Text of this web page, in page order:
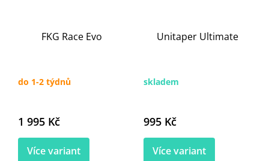
FKG Race Evo
do 1-2 týdnů
1 995 Kč
Více variant
Unitaper Ultimate
skladem
995 Kč
Více variant